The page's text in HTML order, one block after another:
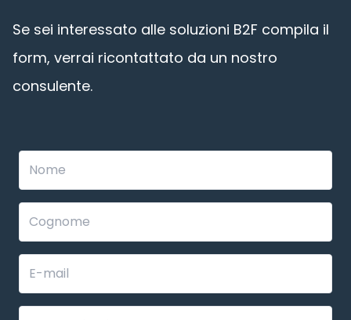
Se sei interessato alle soluzioni B2F compila il
form, verrai ricontattato da un nostro
consulente.
Leave
this
field
blank